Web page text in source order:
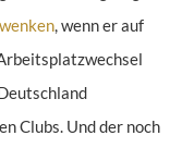
, wenn er auf
Clubs. Und der noch